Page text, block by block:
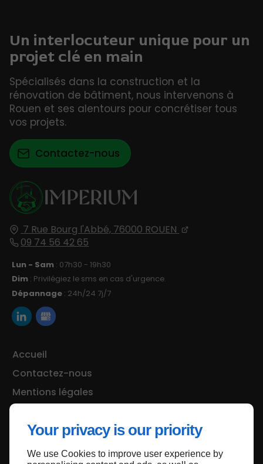
Your privacy is our priority
We use Cookies to improve user experience by
7 Rue Bourg l'Abbé, 76000 ROUEN
09 74 56 42 65
Lun - Sam : 07h30 - 19h30
Dim : Privilégiez le sms en cas d'urgence.
Dépannage : 24h/24 7j/7
Accueil
Contactez-nous
Mentions légales
Un interlocuteur unique pour un
projet clé en main
Spécialisés dans la construction et la
rénovation de bâtiment, nous intervenons à
Rouen et ses alentours pour concrétiser tous
vos projets.
Contactez-nous